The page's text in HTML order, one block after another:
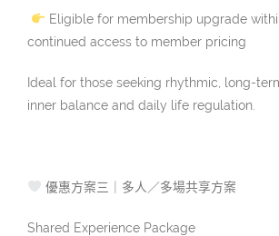
Eligible for membership upgrade
continued access to member pricing
Ideal for those seeking rhythmic, long-
inner balance and daily life regulation.
優惠方案三｜多人／多場共享方案
Shared Experience Package